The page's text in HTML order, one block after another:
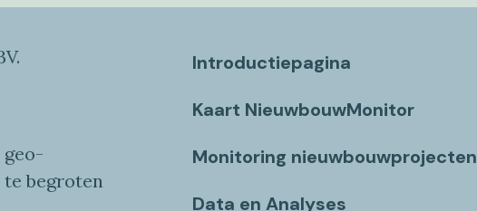
geo-
begroten
Introductiepagina
Kaart NieuwbouwMonitor
Monitoring nieuwbouwprojecten
Data en Analyses